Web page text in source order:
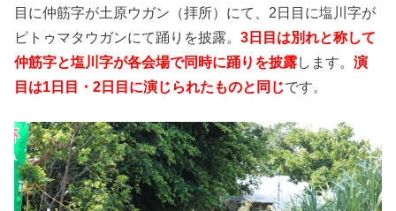
目に仲筋字が土原ウガン（拝所）にて、2日目に塩川字が
ピトゥマタウガンにて踊りを披露。3日目は別れと称して
仲筋字と塩川字が各会場で同時に踊りを披露します。演
目は1日目・2日目に演じられたものと同じです。